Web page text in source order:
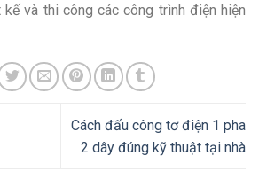
và thi công các công trình điện hiện
Cách đấu công tơ điện 1 pha
2 dây đúng kỹ thuật tại nhà